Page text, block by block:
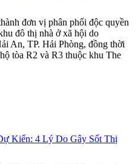
đơn vị phân phối độc quyền
đô thị nhà ở xã hội do
An, TP. Hải Phòng, đồng thời
tòa R2 và R3 thuộc khu The
Kiến: 4 Lý Do Gây Sốt Thị